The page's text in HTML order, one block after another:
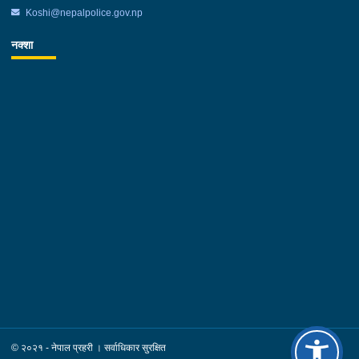
उपस्थिती रहेको थियो ।
Koshi@nepalpolice.gov.np
नक्शा
© २०२१ - नेपाल प्रहरी । सर्वाधिकार सुरक्षित